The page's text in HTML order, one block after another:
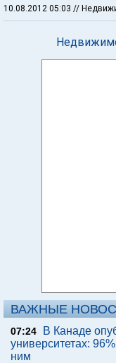
10.08.2012 05:03 //
ВАЖНЫЕ
07:24
В Канаде
университетах:
ним